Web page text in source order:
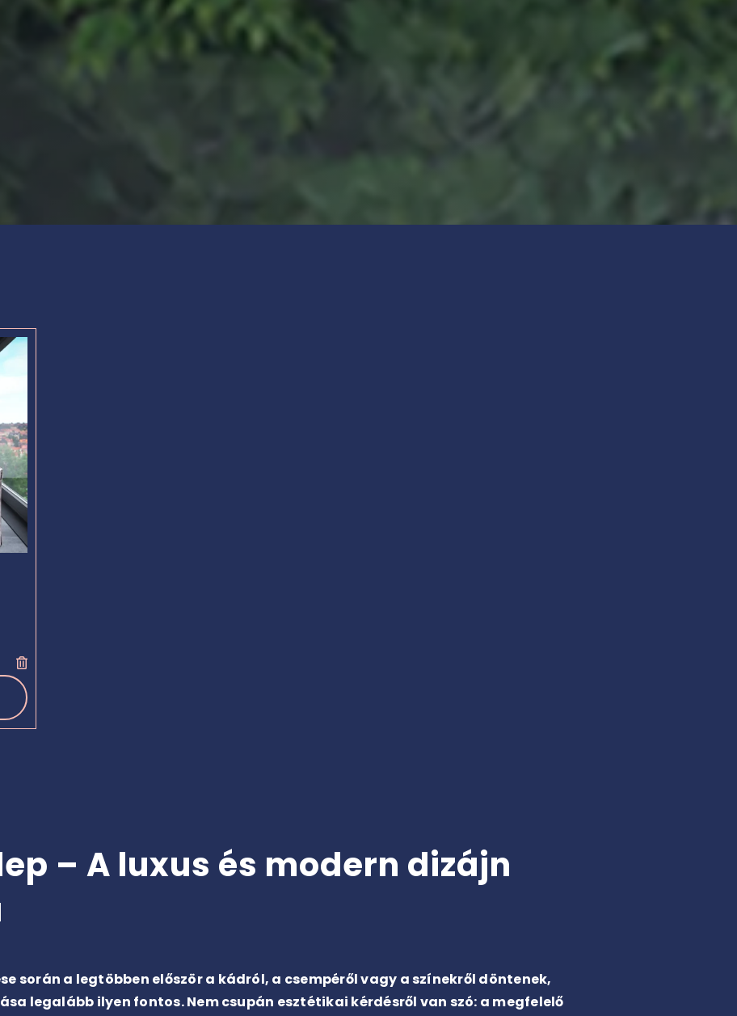
– A luxus és modern dizájn
során a legtöbben először a kádról, a csempéről vagy a színekről döntenek,
legalább ilyen fontos. Nem csupán esztétikai kérdésről van szó: a megfelelő